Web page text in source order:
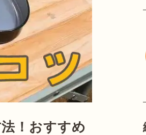
！おすすめ